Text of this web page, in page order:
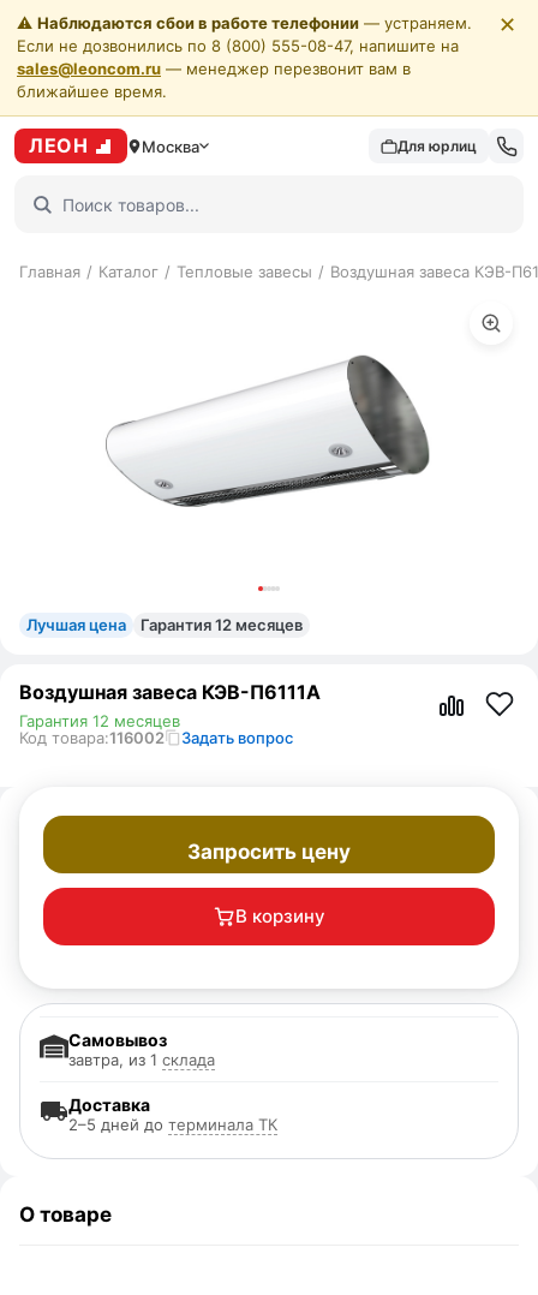
⚠️ Наблюдаются сбои в работе телефонии — устраняем.
Если не дозвонились по 8 (800) 555-08-47, напишите на
sales@leoncom.ru — менеджер перезвонит вам в
ближайшее время.
✕
ЛЕОН Москва Для юрлиц
Главная / Каталог / Тепловые завесы / Воздушная завеса КЭВ-
Лучшая цена Гарантия 12 месяцев
Воздушная завеса КЭВ-П6111A
Код товара:116002 Задать вопрос
Гарантия 12 месяцев
Запросить цену
В корзину
Доставка
2–5 дней до терминала ТК
Самовывоз
завтра, из 1 склада
О товаре